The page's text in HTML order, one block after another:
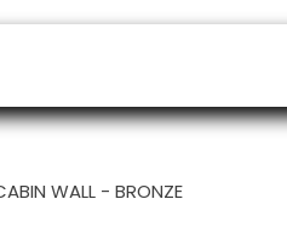
WALL - BRONZE